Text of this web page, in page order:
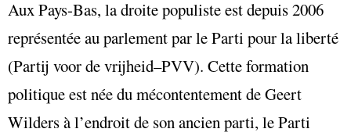
Aux Pays-Bas, la droite populiste est depuis 2006
représentée au parlement par le Parti pour la liberté
(Partij voor de vrijheid–PVV). Cette formation
politique est née du mécontentement de Geert
Wilders à l’endroit de son ancien parti, le Parti